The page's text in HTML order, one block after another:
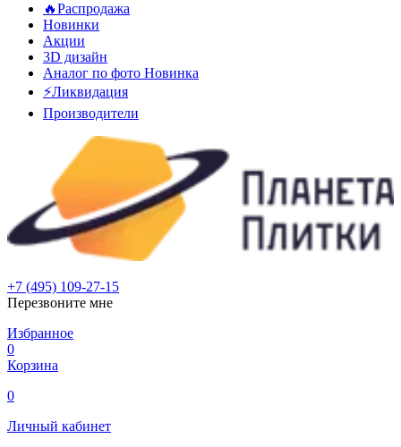
🔥Распродажа
Новинки
Акции
3D дизайн
Аналог по фото Новинка
⚡Ликвидация
Производители
+7 (495) 109-27-15
Перезвоните мне
Избранное
0
Корзина
0
Личный кабинет